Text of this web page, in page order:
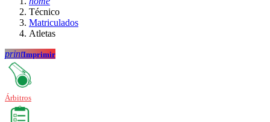
Técnico
Matriculados
Atletas
printImprimir
Árbitros